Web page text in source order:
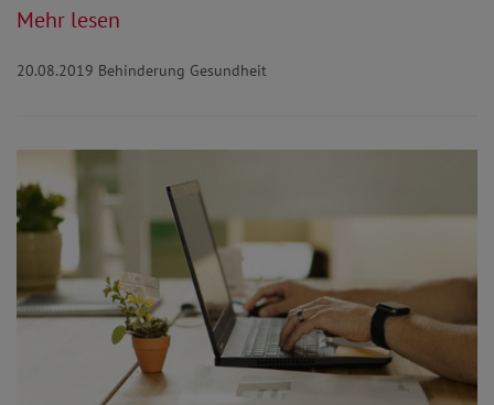
Mehr lesen
20.08.2019 Behinderung Gesundheit